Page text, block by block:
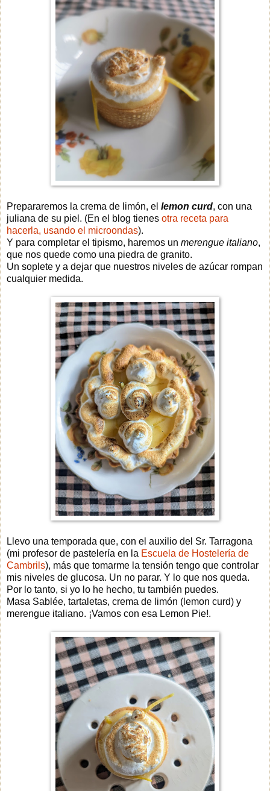
Prepararemos la crema de limón, el lemon curd, con una
juliana de su piel. (En el blog tienes otra receta para
hacerla, usando el microondas).
Y para completar el tipismo, haremos un merengue italiano,
que nos quede como una piedra de granito.
Un soplete y a dejar que nuestros niveles de azúcar rompan
cualquier medida.
Llevo una temporada que, con el auxilio del Sr. Tarragona
(mi profesor de pastelería en la Escuela de Hostelería de
Cambrils), más que tomarme la tensión tengo que controlar
mis niveles de glucosa. Un no parar. Y lo que nos queda.
Por lo tanto, si yo lo he hecho, tu también puedes.
Masa Sablée, tartaletas, crema de limón (lemon curd) y
merengue italiano. ¡Vamos con esa Lemon Pie!.